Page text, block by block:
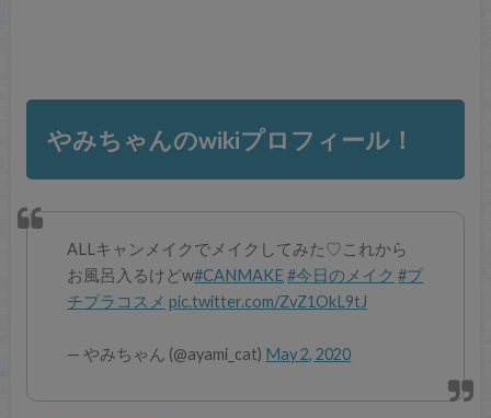
やみちゃんのwikiプロフィール！
ALLキャンメイクでメイクしてみた♡これから
お風呂入るけどw#CANMAKE #今日のメイク #プ
チプラコスメ pic.twitter.com/ZvZ1OkL9tJ
— やみちゃん (@ayami_cat) May 2, 2020